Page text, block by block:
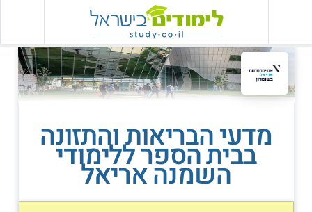
מדעי הבריאות והתזונה
בבית הספר ללימודי
השמנה אריאל